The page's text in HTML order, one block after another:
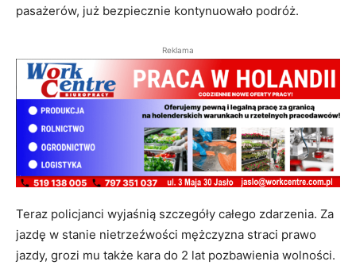
pasażerów, już bezpiecznie kontynuowało podróż.
Reklama
Teraz policjanci wyjaśnią szczegóły całego zdarzenia. Za
jazdę w stanie nietrzeźwości mężczyzna straci prawo
jazdy, grozi mu także kara do 2 lat pozbawienia wolności.